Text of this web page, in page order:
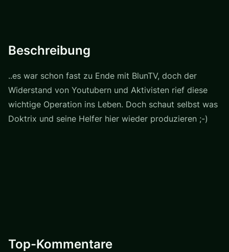
Beschreibung
..es war schon fast zu Ende mit BlunTV, doch der
Widerstand von Youtubern und Aktivisten rief diese
wichtige Operation ins Leben. Doch schaut selbst was
Doktrix und seine Helfer hier wieder produzieren ;-)
Top-Kommentare